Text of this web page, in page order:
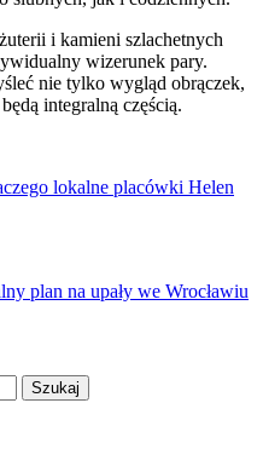
i kamieni szlachetnych
wizerunek pary.
nie tylko wygląd obrączek,
integralną częścią.
lokalne placówki Helen
plan na upały we Wrocławiu